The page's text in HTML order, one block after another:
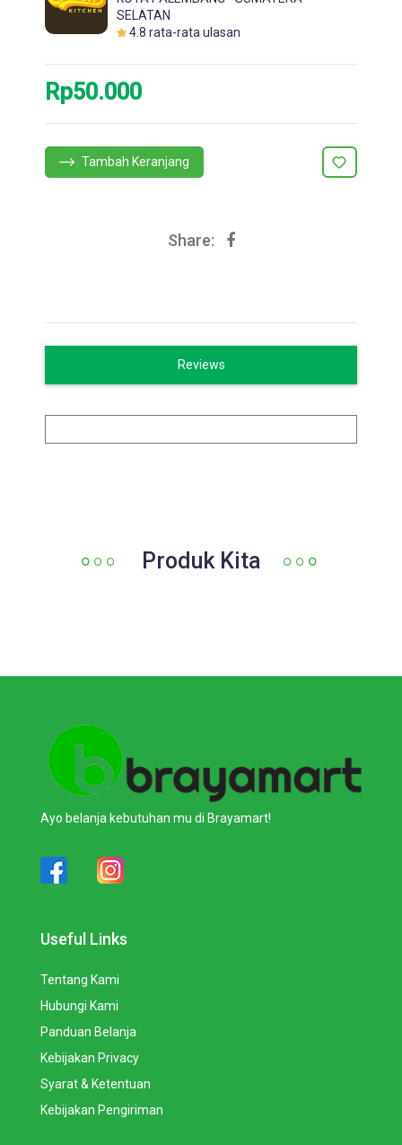
SELATAN
4.8 rata-rata ulasan
Rp50.000
Tambah Keranjang
Share:
Reviews
Produk Kita
Ayo belanja kebutuhan mu di Brayamart!
Useful Links
Tentang Kami
Hubungi Kami
Panduan Belanja
Kebijakan Privacy
Syarat & Ketentuan
Kebijakan Pengiriman